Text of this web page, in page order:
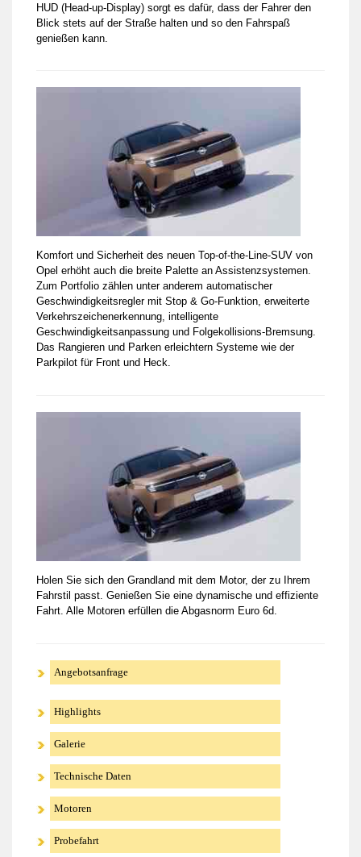
HUD (Head-up-Display) sorgt es dafür, dass der Fahrer den
Blick stets auf der Straße halten und so den Fahrspaß
genießen kann.
Komfort und Sicherheit des neuen Top-of-the-Line-SUV von
Opel erhöht auch die breite Palette an Assistenzsystemen.
Zum Portfolio zählen unter anderem automatischer
Geschwindigkeitsregler mit Stop & Go-Funktion, erweiterte
Verkehrszeichenerkennung, intelligente
Geschwindigkeitsanpassung und Folgekollisions-Bremsung.
Das Rangieren und Parken erleichtern Systeme wie der
Parkpilot für Front und Heck.
Holen Sie sich den Grandland mit dem Motor, der zu Ihrem
Fahrstil passt. Genießen Sie eine dynamische und effiziente
Fahrt. Alle Motoren erfüllen die Abgasnorm Euro 6d.
Angebotsanfrage
Highlights
Galerie
Technische Daten
Motoren
Probefahrt